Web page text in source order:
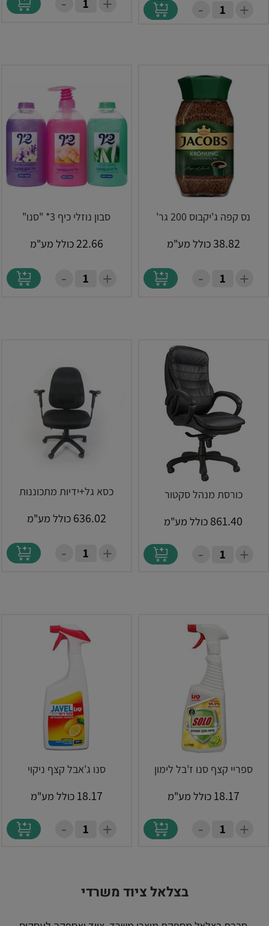
+
-
+
נס קפה ג'יקבוס 200 גר'
38.82 כולל מע"מ
+
-
סבון נוזלי כיף 3* "סנו"
22.66כולל מע"מ
+
-
כורסת מנהל סקטור
861.40 כולל מע"מ
+
-
כסא גל+ידיות מתכוננות
636.02 כולל מע"מ
+
-
ספריי קצף סנו ז'בל לימון
18.17 כולל מע"מ
+
-
סנו ג'אבל קצף ניקוי
18.17 כולל מע"מ
+
-
בצלאל ציוד משרדי